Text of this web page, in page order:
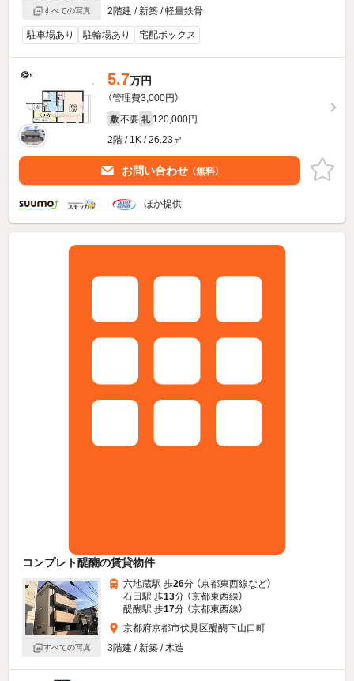
すべての写真
2階建 / 新築 / 軽量鉄骨
駐車場あり 駐輪場あり 宅配ボックス
5.7万円
（管理費3,000円）
敷 不要 礼 120,000円
2階 / 1K / 26.23㎡
お問い合わせ （無料）
ほか提供
コンプレト醍醐の賃貸物件
すべての写真
六地蔵駅 歩26分 （京都東西線など）
石田駅 歩13分 （京都東西線）
醍醐駅 歩17分 （京都東西線）
京都府京都市伏見区醍醐下山口町
3階建 / 新築 / 木造